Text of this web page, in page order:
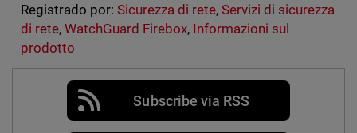
Registrado por: Sicurezza di rete,Servizi di sicurezza
di rete, WatchGuard Firebox, Informazioni sul
prodotto
Subscribe via RSS